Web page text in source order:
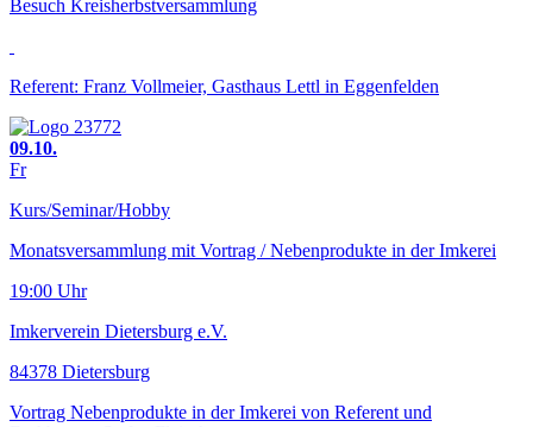
Besuch Kreisherbstversammlung
Referent: Franz Vollmeier, Gasthaus Lettl in Eggenfelden
09.10.
Fr
Kurs/Seminar/Hobby
Monatsversammlung mit Vortrag / Nebenprodukte in der Imkerei
19:00 Uhr
Imkerverein Dietersburg e.V.
84378 Dietersburg
Vortrag Nebenprodukte in der Imkerei von Referent und